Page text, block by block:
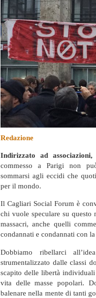
Redazione
Indirizzato ad
commesso a Parigi non
sommarsi agli eccidi che
per il mondo.
Il Cagliari Social Forum è
chi vuole speculare su questo
massacri, anche quelli
condannati e condannati con
Dobbiamo ribellarci
strumentalizzato dalle classi
scapito delle libertà
vita delle masse popolari.
balenare nella mente di tanti